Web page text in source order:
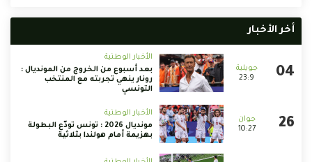
أخر الأخبار
23:9
الأخبار الوطنية
بعد أسبوع من الخروج من المونديال :
رونار ينهي تجربته مع المنتخب
التونسي
10:27
الأخبار الوطنية
مونديال 2026 : تونس تودّع البطولة
بهزيمة أمام هولندا بثلاثية